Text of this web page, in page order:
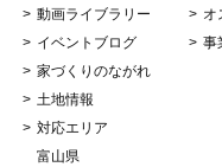
動画ライブラリー
イベントブログ
家づくりのながれ
土地情報
対応エリア
富山県
オ
事